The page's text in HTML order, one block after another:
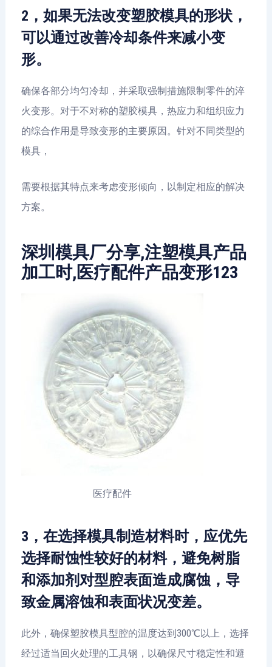
2，如果无法改变塑胶模具的形状，
可以通过改善冷却条件来减小变
形。
确保各部分均匀冷却，并采取强制措施限制零件的淬
火变形。对于不对称的塑胶模具，热应力和组织应力
的综合作用是导致变形的主要原因。针对不同类型的
模具，
需要根据其特点来考虑变形倾向，以制定相应的解决
方案。
深圳模具厂分享,注塑模具产品
加工时,医疗配件产品变形123
医疗配件
3，在选择模具制造材料时，应优先
选择耐蚀性较好的材料，避免树脂
和添加剂对型腔表面造成腐蚀，导
致金属溶蚀和表面状况变差。
此外，确保塑胶模具型腔的温度达到300℃以上，选择
经过适当回火处理的工具钢，以确保尺寸稳定性和避